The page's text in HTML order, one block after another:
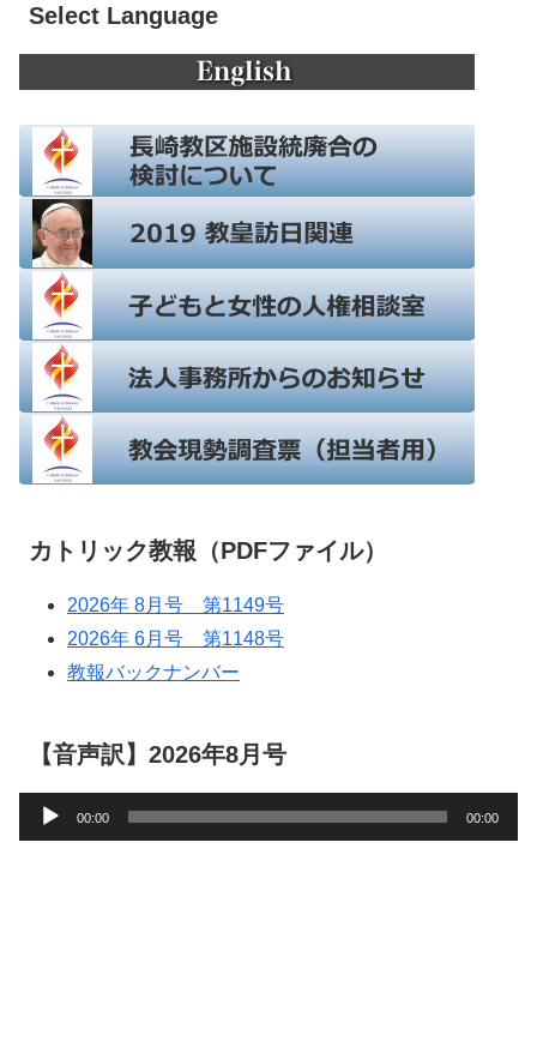
Select Language
カトリック教報（PDFファイル）
2026年 8月号 第1149号
2026年 6月号 第1148号
教報バックナンバー
【音声訳】2026年8月号
声
00:00 00:00